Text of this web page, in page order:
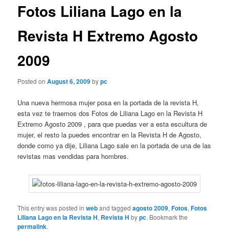
Fotos Liliana Lago en la
Revista H Extremo Agosto
2009
Posted onAugust 6, 2009bypc
Una nueva hermosa mujer posa en la portada de la revista H,
esta vez te traemos dos Fotos de Liliana Lago en la Revista H
Extremo Agosto 2009 , para que puedas ver a esta escultura de
mujer, el resto la puedes encontrar en la Revista H de Agosto,
donde como ya dije, Liliana Lago sale en la portada de una de las
revistas mas vendidas para hombres.
This entry was posted inweband taggedagosto 2009,Fotos,Fotos
Liliana Lago en la Revista H, Revista H bypc. Bookmark the
permalink.